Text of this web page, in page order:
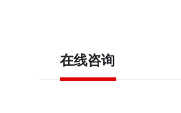
在线咨询